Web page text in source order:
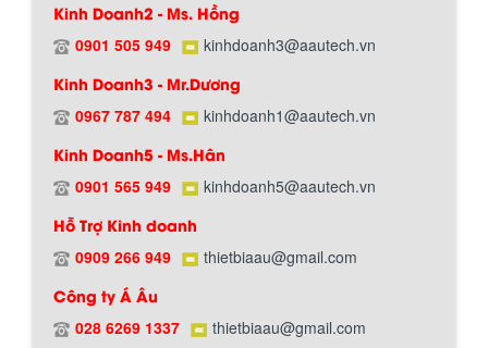
Kinh Doanh2 - Ms. Hồng
0901 505 949 kinhdoanh3@aautech.vn
Kinh Doanh3 - Mr.Dương
0967 787 494 kinhdoanh1@aautech.vn
Kinh Doanh5 - Ms.Hân
0901 565 949 kinhdoanh5@aautech.vn
Hỗ Trợ Kinh doanh
0909 266 949 thietbiaau@gmail.com
Công ty Á Âu
028 6269 1337 thietbiaau@gmail.com
Chính sách giao hàng
Bồn chứa giải nhiệt sơn, mực in có cấu
tạo gồm 2 lớp inox và được dùng để
làm giảm nhiệt độ của nguyên...
xoay đảo thuận nghịch. Vật liệu...